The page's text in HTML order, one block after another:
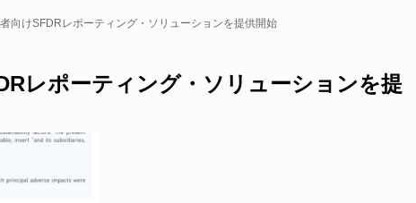
向けSFDRレポーティング・ソリューションを提供開始
レポーティング・ソリューションを提